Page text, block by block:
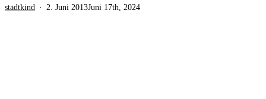
stadtkind 2. Juni 2013Juni 17th, 2024